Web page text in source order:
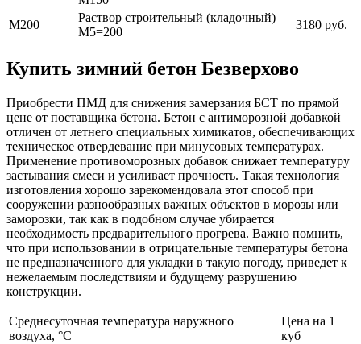
М200
Раствор строительный (кладочный)
М5=200
3180 руб.
Купить зимний бетон Безверхово
Приобрести ПМД для снижения замерзания БСТ по прямой
цене от поставщика бетона. Бетон с антиморозной добавкой
отличен от летнего специальных химикатов, обеспечивающих
техническое отвердевание при минусовых температурах.
Применение противоморозных добавок снижает температуру
застывания смеси и усиливает прочность. Такая технология
изготовления хорошо зарекомендовала этот способ при
сооружении разнообразных важных объектов в морозы или
заморозки, так как в подобном случае убирается
необходимость предварительного прогрева. Важно помнить,
что при использовании в отрицательные температуры бетона
не предназначенного для укладки в такую погоду, приведет к
нежелаемым последствиям и будущему разрушению
конструкции.
Среднесуточная температура наружного
воздуха, °C
Цена на 1
куб